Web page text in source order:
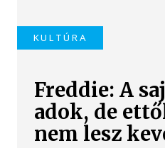
KULTÚRA
Freddie: A
adok, de
nem lesz